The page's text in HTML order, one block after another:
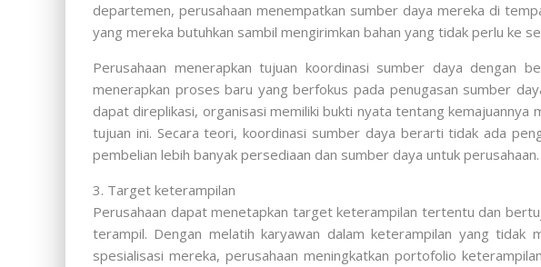
departemen, perusahaan menempatkan sumber daya mereka di
yang mereka butuhkan sambil mengirimkan bahan yang tidak perlu ke
Perusahaan menerapkan tujuan koordinasi sumber daya dengan
menerapkan proses baru yang berfokus pada penugasan sumber
dapat direplikasi, organisasi memiliki bukti nyata tentang
tujuan ini. Secara teori, koordinasi sumber daya berarti tidak ada
pembelian lebih banyak persediaan dan sumber daya untuk perusahaan.
3. Target keterampilan
Perusahaan dapat menetapkan target keterampilan tertentu dan
terampil. Dengan melatih karyawan dalam keterampilan yang tidak
spesialisasi mereka, perusahaan meningkatkan portofolio